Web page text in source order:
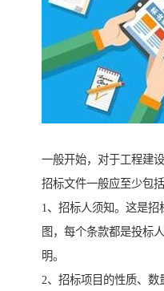
一般开始，对于工程建
招标文件一般应至少包括
1、招标人须知。这是
图，每个条款都是投标
明。
2、招标项目的性质、数